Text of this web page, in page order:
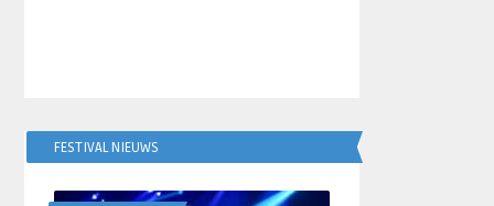
FESTIVAL NIEUWS